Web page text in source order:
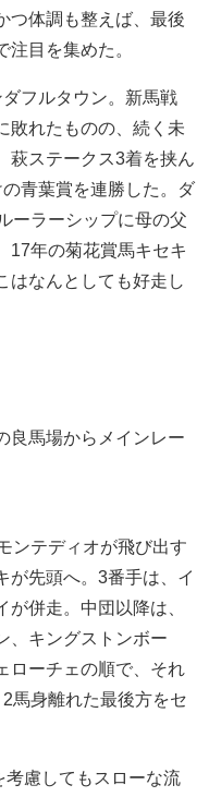
つ体調も整えば、最後
目を集めた。
フルタウン。新馬戦
敗れたものの、続く未
萩ステークス3着を挟ん
青葉賞を連勝した。ダ
ーラーシップに母の父
17年の菊花賞馬キセキ
はなんとしても好走し
良馬場からメインレー
ンテディオが飛び出す
が先頭へ。3番手は、イ
併走。中団以降は、
、キングストンボー
ローチェの順で、それ
馬身離れた最後方をセ
慮してもスローな流